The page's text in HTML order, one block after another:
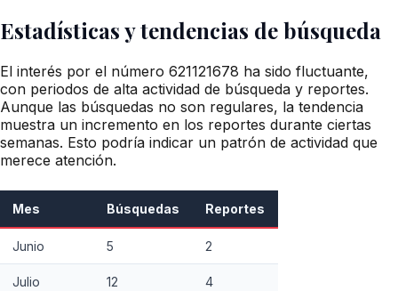
Estadísticas y tendencias de búsqueda
El interés por el número 621121678 ha sido fluctuante,
con periodos de alta actividad de búsqueda y reportes.
Aunque las búsquedas no son regulares, la tendencia
muestra un incremento en los reportes durante ciertas
semanas. Esto podría indicar un patrón de actividad que
merece atención.
Mes Búsquedas Reportes
Junio 5 2
Julio 12 4